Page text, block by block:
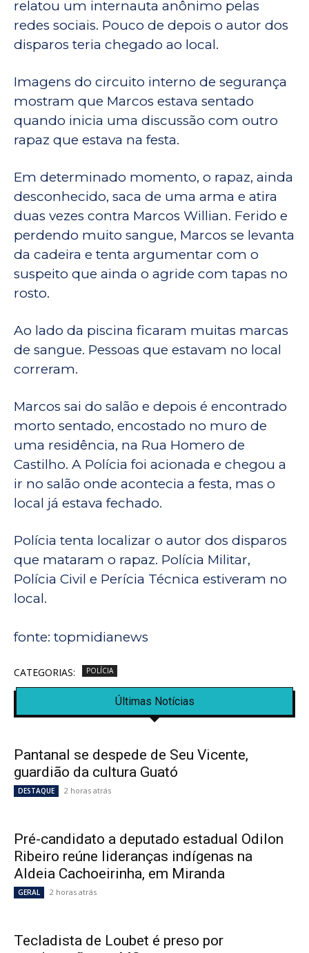
relatou um internauta anônimo pelas
redes sociais. Pouco de depois o autor dos
disparos teria chegado ao local.
Imagens do circuito interno de segurança
mostram que Marcos estava sentado
quando inicia uma discussão com outro
rapaz que estava na festa.
Em determinado momento, o rapaz, ainda
desconhecido, saca de uma arma e atira
duas vezes contra Marcos Willian. Ferido e
perdendo muito sangue, Marcos se levanta
da cadeira e tenta argumentar com o
suspeito que ainda o agride com tapas no
rosto.
Ao lado da piscina ficaram muitas marcas
de sangue. Pessoas que estavam no local
correram.
Marcos sai do salão e depois é encontrado
morto sentado, encostado no muro de
uma residência, na Rua Homero de
Castilho. A Polícia foi acionada e chegou a
ir no salão onde acontecia a festa, mas o
local já estava fechado.
Polícia tenta localizar o autor dos disparos
que mataram o rapaz. Polícia Militar,
Polícia Civil e Perícia Técnica estiveram no
local.
fonte: topmidianews
CATEGORIAS: POLÍCIA
Últimas Notícias
Pantanal se despede de Seu Vicente,
guardião da cultura Guató
DESTAQUE 2 horas atrás
Pré-candidato a deputado estadual Odilon
Ribeiro reúne lideranças indígenas na
Aldeia Cachoeirinha, em Miranda
GERAL 2 horas atrás
Tecladista de Loubet é preso por